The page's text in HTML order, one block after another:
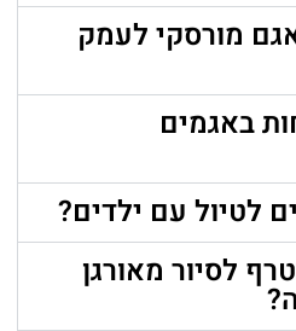
מורסקי לעמק
באגמים
לטיול עם ילדים?
לסיור מאורגן